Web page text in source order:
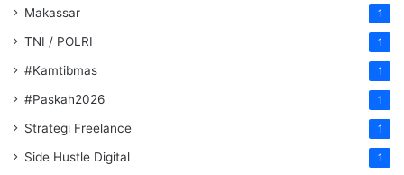
Makassar 1
TNI / POLRI 1
#Kamtibmas 1
#Paskah2026 1
Strategi Freelance 1
Side Hustle Digital 1